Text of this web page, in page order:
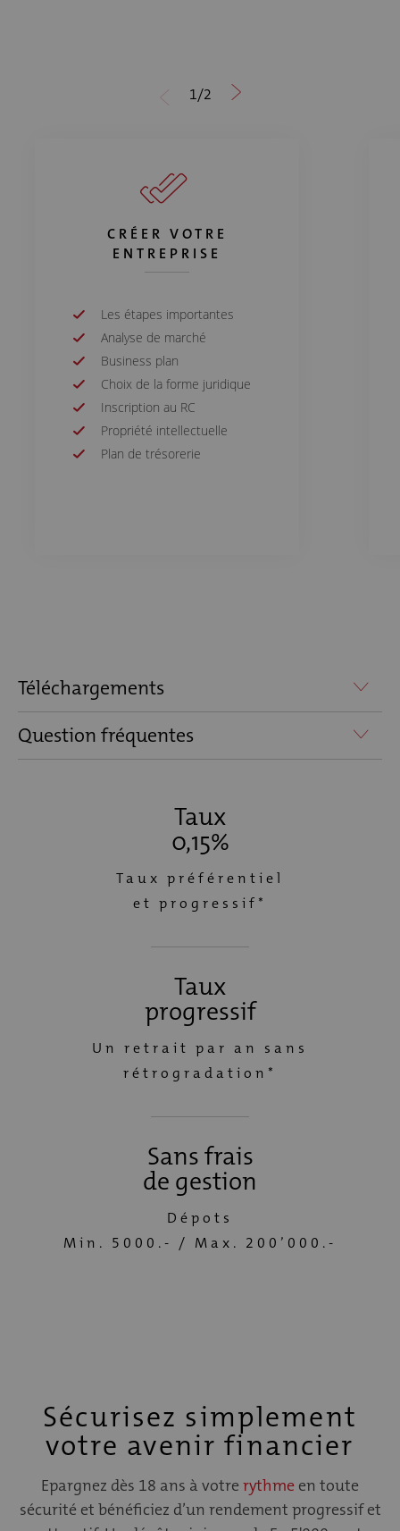
1/2
CRÉER VOTRE
ENTREPRISE
Les étapes importantes
Analyse de marché
Business plan
Choix de la forme juridique
Inscription au RC
Propriété intellectuelle
Plan de trésorerie
Téléchargements
Question fréquentes
Taux
0,15%
Taux préférentiel
et progressif*
Taux
progressif
Un retrait par an sans
rétrogradation*
Sans frais
de gestion
Dépots
Min. 5000.- / Max. 200’000.-
Sécurisez simplement
votre avenir financier
Epargnez dès 18 ans à votre rythme en toute
sécurité et bénéficiez d’un rendement progressif et